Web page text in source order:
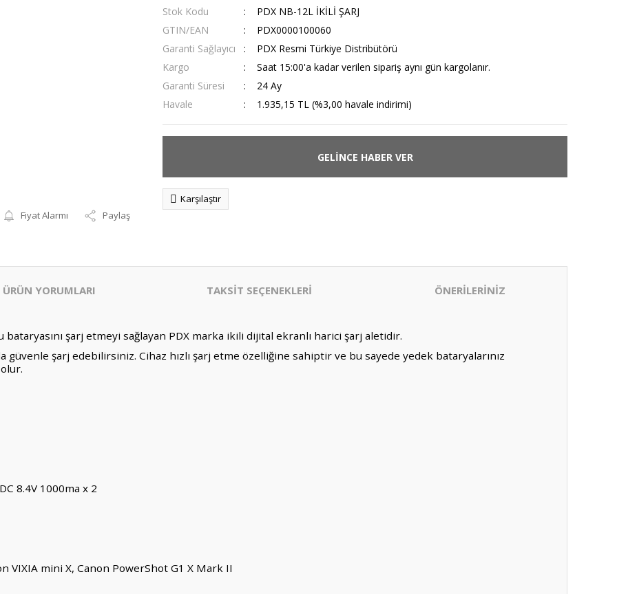
Fiyat Alarmı Paylaş
Stok Kodu
PDX NB-12L İKİLİ ŞARJ
GTIN/EAN
PDX0000100060
Garanti Sağlayıcı
PDX Resmi Türkiye Distribütörü
Kargo
Saat 15:00'a kadar verilen sipariş aynı gün kargolanır.
Garanti Süresi
24 Ay
Havale
1.935,15 TL (%3,00 havale indirimi)
GELİNCE HABER VER
Karşılaştır
ÜRÜN YORUMLARI TAKSİT SEÇENEKLERİ ÖNERİLERİNİZ
şarj etmeyi sağlayan PDX marka ikili dijital ekranlı harici şarj aletidir.
güvenle şarj edebilirsiniz. Cihaz hızlı şarj etme özelliğine sahiptir ve bu sayede yedek bataryalarınız
8.4V 1000ma x 2
VIXIA mini X, Canon PowerShot G1 X Mark II